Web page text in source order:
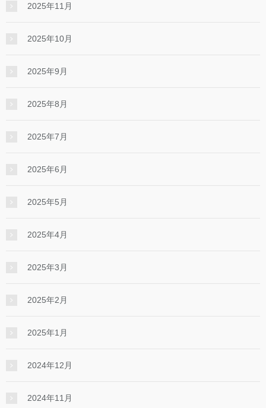
2025年11月
2025年10月
2025年9月
2025年8月
2025年7月
2025年6月
2025年5月
2025年4月
2025年3月
2025年2月
2025年1月
2024年12月
2024年11月